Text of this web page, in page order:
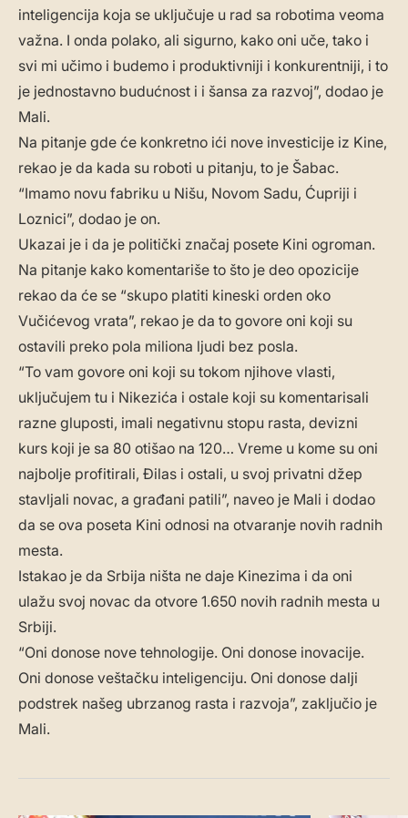
inteligencija koja se uključuje u rad sa robotima veoma
važna. I onda polako, ali sigurno, kako oni uče, tako i
svi mi učimo i budemo i produktivniji i konkurentniji, i to
je jednostavno budućnost i i šansa za razvoj”, dodao je
Mali.
Na pitanje gde će konkretno ići nove investicije iz Kine,
rekao je da kada su roboti u pitanju, to je Šabac.
“Imamo novu fabriku u Nišu, Novom Sadu, Ćupriji i
Loznici”, dodao je on.
Ukazai je i da je politički značaj posete Kini ogroman.
Na pitanje kako komentariše to što je deo opozicije
rekao da će se “skupo platiti kineski orden oko
Vučićevog vrata”, rekao je da to govore oni koji su
ostavili preko pola miliona ljudi bez posla.
“To vam govore oni koji su tokom njihove vlasti,
uključujem tu i Nikezića i ostale koji su komentarisali
razne gluposti, imali negativnu stopu rasta, devizni
kurs koji je sa 80 otišao na 120… Vreme u kome su oni
najbolje profitirali, Đilas i ostali, u svoj privatni džep
stavljali novac, a građani patili”, naveo je Mali i dodao
da se ova poseta Kini odnosi na otvaranje novih radnih
mesta.
Istakao je da Srbija ništa ne daje Kinezima i da oni
ulažu svoj novac da otvore 1.650 novih radnih mesta u
Srbiji.
“Oni donose nove tehnologije. Oni donose inovacije.
Oni donose veštačku inteligenciju. Oni donose dalji
podstrek našeg ubrzanog rasta i razvoja”, zaključio je
Mali.